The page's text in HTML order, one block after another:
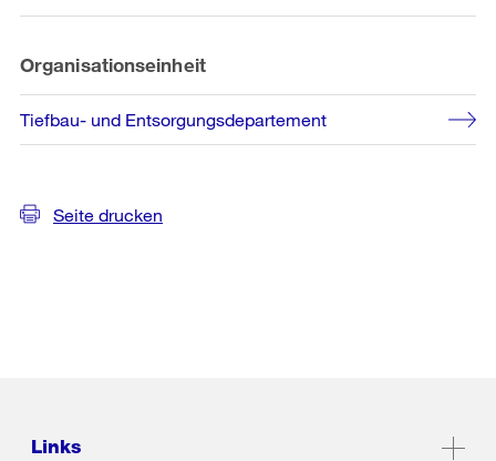
Organisationseinheit
Tiefbau- und Entsorgungsdepartement
Seite drucken
Links